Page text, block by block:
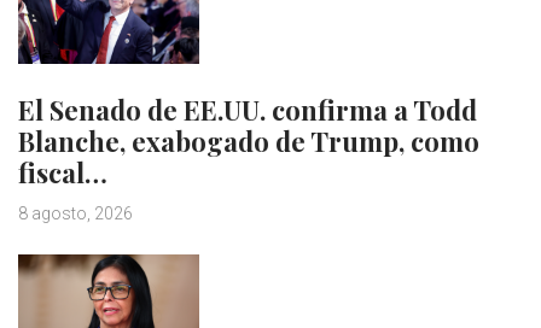
El Senado de EE.UU. confirma a Todd
Blanche, exabogado de Trump, como
fiscal…
8 agosto, 2026